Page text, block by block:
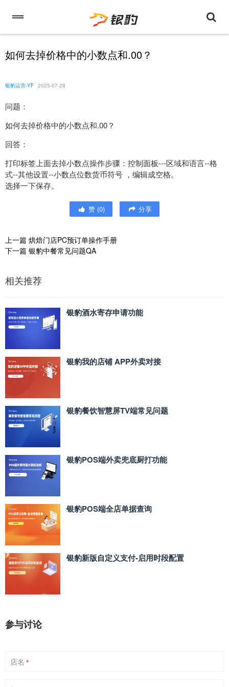
如何去掉价格中的小数点和.00？
银豹运营-YF 2025-07-28
问题：
如何去掉价格中的小数点和.00？
回答：
打印标签上面去掉小数点操作步骤：控制面板---区域和语言--格
式--其他设置--小数点位数货币符号 ，编辑成空格。
选择一下保存。
赞 (0) 分享
上一篇 烘焙门店PC预订单操作手册
下一篇 银豹中餐常见问题QA
相关推荐
银豹酒水寄存申请功能
银豹我的店铺 APP外卖对接
银豹餐饮智慧屏TV端常见问题
银豹POS端外卖兜底厨打功能
银豹POS端全店单据查询
银豹新版自定义支付‑启用时段配置
参与讨论
店名 *